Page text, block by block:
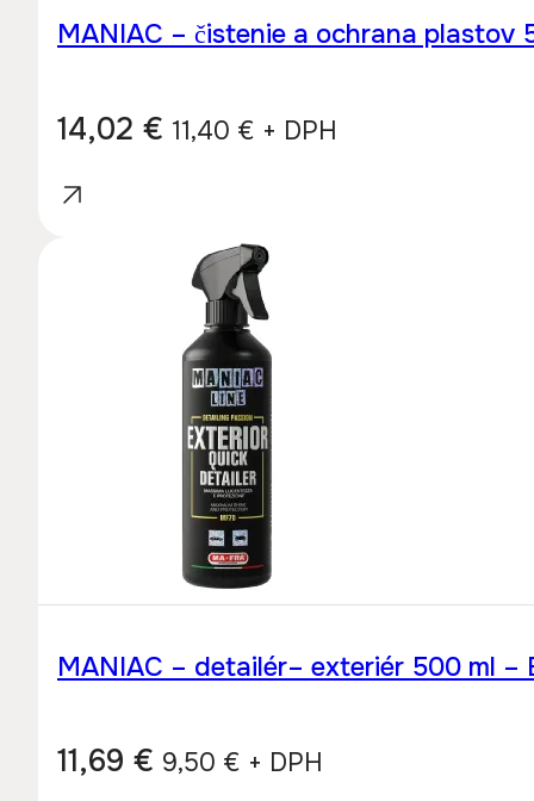
MANIAC – čistenie a ochrana
14,02 € 11,40 € + DPH
MANIAC – detailér– exteriér 500 ml
11,69 € 9,50 € + DPH